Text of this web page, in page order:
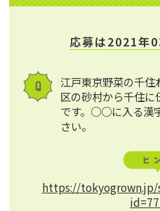
応募は2021年
江戸東京野菜の千
区の砂村から千住
です。○○に入る漢
さい。
https://